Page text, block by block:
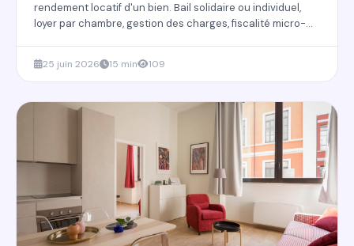
rendement locatif d'un bien. Bail solidaire ou individuel,
loyer par chambre, gestion des charges, fiscalité micro-
25 juin 2026 15 min 109